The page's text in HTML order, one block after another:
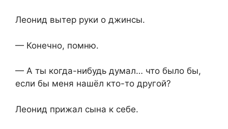
Леонид вытер руки о джинсы.
— Конечно, помню.
— А ты когда-нибудь думал… что было бы,
если бы меня нашёл кто-то другой?
Леонид прижал сына к себе.